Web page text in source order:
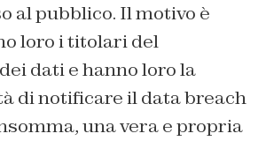
al pubblico. Il motivo è
loro i titolari del
dati e hanno loro la
di notificare il data breach
una vera e propria